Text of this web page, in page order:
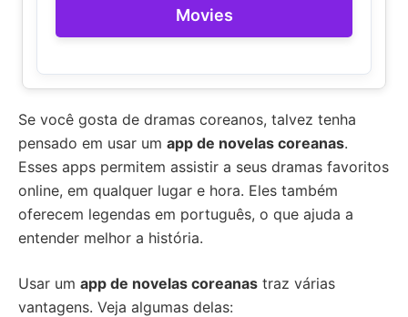
Movies
Se você gosta de dramas coreanos, talvez tenha
pensado em usar um app de novelas coreanas.
Esses apps permitem assistir a seus dramas favoritos
online, em qualquer lugar e hora. Eles também
oferecem legendas em português, o que ajuda a
entender melhor a história.
Usar um app de novelas coreanas traz várias
vantagens. Veja algumas delas: